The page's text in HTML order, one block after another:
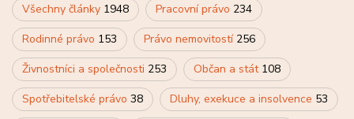
Všechny články 1948 Pracovní právo 234
Rodinné právo 153 Právo nemovitostí 256
Živnostníci a společnosti 253 Občan a stát 108
Spotřebitelské právo 38 Dluhy, exekuce a insolvence 53